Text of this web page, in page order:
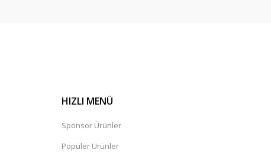
HIZLI MENÜ
Sponsor Ürünler
Popüler Ürünler